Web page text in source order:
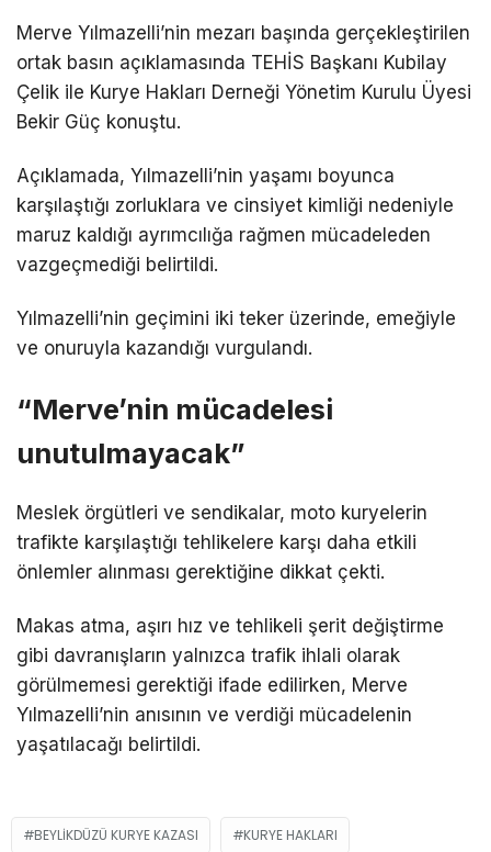
Merve Yılmazelli’nin mezarı başında gerçekleştirilen
ortak basın açıklamasında TEHİS Başkanı Kubilay
Çelik ile Kurye Hakları Derneği Yönetim Kurulu Üyesi
Bekir Güç konuştu.
Açıklamada, Yılmazelli’nin yaşamı boyunca
karşılaştığı zorluklara ve cinsiyet kimliği nedeniyle
maruz kaldığı ayrımcılığa rağmen mücadeleden
vazgeçmediği belirtildi.
Yılmazelli’nin geçimini iki teker üzerinde, emeğiyle
ve onuruyla kazandığı vurgulandı.
“Merve’nin mücadelesi
unutulmayacak”
Meslek örgütleri ve sendikalar, moto kuryelerin
trafikte karşılaştığı tehlikelere karşı daha etkili
önlemler alınması gerektiğine dikkat çekti.
Makas atma, aşırı hız ve tehlikeli şerit değiştirme
gibi davranışların yalnızca trafik ihlali olarak
görülmemesi gerektiği ifade edilirken, Merve
Yılmazelli’nin anısının ve verdiği mücadelenin
yaşatılacağı belirtildi.
BEYLIKDÜZÜ KURYE KAZASI KURYE HAKLARI